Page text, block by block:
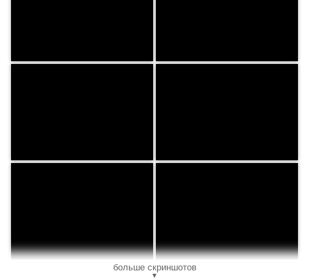
больше скриншотов
▼